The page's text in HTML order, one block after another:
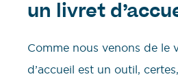
un livret
Comme nous venons de le
d’accueil est un outil,